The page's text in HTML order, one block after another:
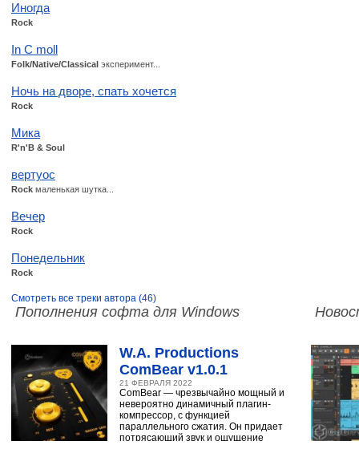
Иногда
Rock
In C moll
Folk/Native/Classical эксперимент...
Ночь на дворе, спать хочется
Rock
Мика
R'n'B & Soul
вертуос
Rock маленькая шутка...
Вечер
Rock
Понедельник
Rock
Смотреть все треки автора (46)
Пополнения софта для Windows
W.A. Productions
ComBear v1.0.1
21 ФЕВРАЛЯ 2022
ComBear — чрезвычайно мощный и
невероятно динамичный плагин-
компрессор, с функцией
параллельного сжатия. Он придает
потрясающий звук и ощущение